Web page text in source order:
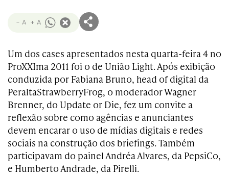
- A + A
Um dos cases apresentados nesta quarta-feira 4 no
ProXXIma 2011 foi o de União Light. Após exibição
conduzida por Fabiana Bruno, head of digital da
PeraltaStrawberryFrog, o moderador Wagner
Brenner, do Update or Die, fez um convite a
reflexão sobre como agências e anunciantes
devem encarar o uso de mídias digitais e redes
sociais na construção dos briefings. Também
participavam do painel Andréa Alvares, da PepsiCo,
e Humberto Andrade, da Pirelli.